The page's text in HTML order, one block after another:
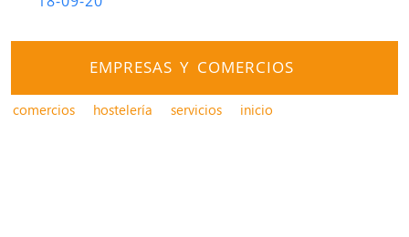
EMPRESAS Y COMERCIOS
comercios hostelería servicios inicio